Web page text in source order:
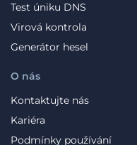
O nás
Kontaktujte nás
Kariéra
Podmínky používání
Test úniku DNS
Virová kontrola
Generátor hesel